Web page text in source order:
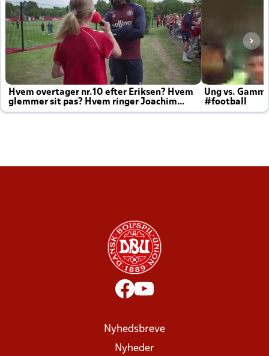
Hvem overtager nr.10 efter Eriksen? Hvem
glemmer sit pas? Hvem ringer Joachim
altid til efter kampe?
Ung vs.
#football
Nyhedsbreve
Nyheder